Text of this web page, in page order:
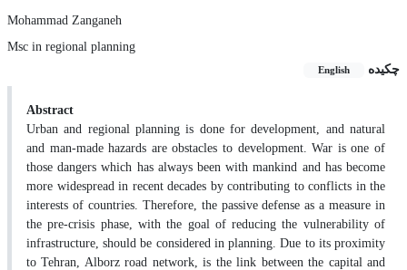
Mohammad Zanganeh
Msc in regional planning
چکیده
English
Abstract
Urban and regional planning is done for development, and natural
and man-made hazards are obstacles to development. War is one of
those dangers which has always been with mankind and has become
more widespread in recent decades by contributing to conflicts in the
interests of countries. Therefore, the passive defense as a measure in
the pre-crisis phase, with the goal of reducing the vulnerability of
infrastructure, should be considered in planning. Due to its proximity
to Tehran, Alborz road network, is the link between the capital and